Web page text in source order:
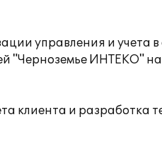
управления и учета в
ИНТЕКО"
клиента и разработка